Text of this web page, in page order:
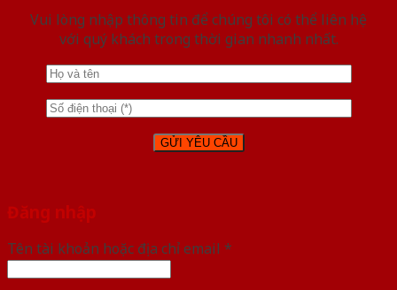
Vui lòng nhập thông tin để chúng tôi có thể liên hệ
với quý khách trong thời gian nhanh nhất.
Đăng nhập
Tên tài khoản hoặc địa chỉ email *